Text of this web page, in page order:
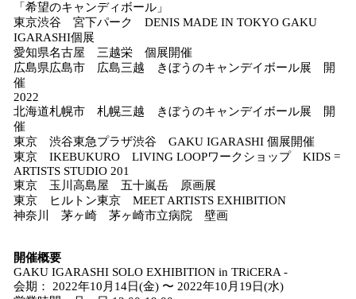
「希望のキャンディボール」
東京渋谷 宮下パーク DENIS MADE IN TOKYO GAKU
IGARASHI個展
愛知県名古屋 三越栄 個展開催
広島県広島市 広島三越 きぼうのキャンデイボール展 開
催
2022
北海道札幌市 札幌三越 きぼうのキャンデイボール展 開
催
東京 渋谷東急プラザ渋谷 GAKU IGARASHI 個展開催
東京 IKEBUKURO LIVING LOOPワークショップ KIDS =
ARTISTS STUDIO 201
東京 玉川高島屋 五十嵐岳 原画展
東京 ヒルトン東京 MEET ARTISTS EXHIBITION
神奈川 茅ヶ崎 茅ヶ崎市立病院 壁画
開催概要
GAKU IGARASHI SOLO EXHIBITION in TRiCERA -
会期： 2022年10月14日(金) 〜 2022年10月19日(水)